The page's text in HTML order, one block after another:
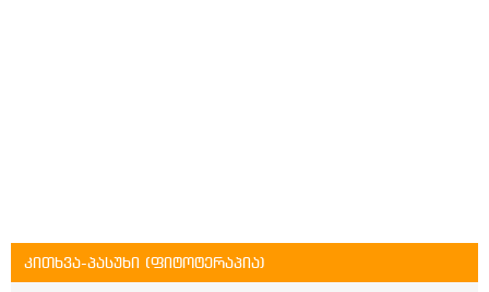
კითხვა-პასუხი (ფიტოტერაპია)